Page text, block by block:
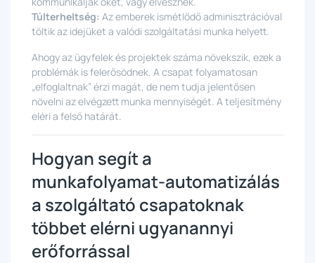
Túlterheltség: Az emberek ismétlődő adminisztrációval
töltik az idejüket a valódi szolgáltatási munka helyett.
Ahogy az ügyfelek és projektek száma növekszik, ezek a
problémák is felerősödnek. A csapat folyamatosan
„elfoglaltnak” érzi magát, de nem tudja jelentősen
növelni az elvégzett munka mennyiségét. A teljesítmény
eléri a felső határát.
Hogyan segít a
munkafolyamat-automatizálás
a szolgáltató csapatoknak
többet elérni ugyanannyi
erőforrással